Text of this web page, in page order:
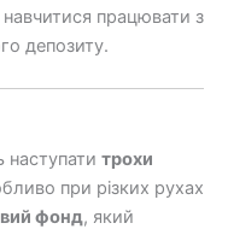
працювати з
депозиту.
наступати трохи
при різких рухах
фонд, який